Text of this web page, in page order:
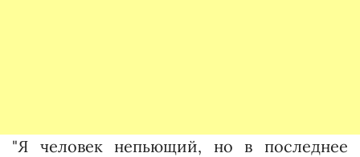
"Я человек непьющий, но в последнее